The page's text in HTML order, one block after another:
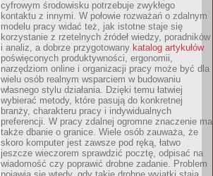
cyfrowym środowisku potrzebuje zwykłego
kontaktu z innymi. W połowie rozważań o zdalnym
modelu pracy widać też, jak istotne staje się
korzystanie z rzetelnych źródeł wiedzy, poradników
i analiz, a dobrze przygotowany katalog artykułów
poświęconych produktywności, ergonomii,
narzędziom online i organizacji pracy może być dla
wielu osób realnym wsparciem w budowaniu
własnego stylu działania. Dzięki temu łatwiej
wybierać metody, które pasują do konkretnej
branży, charakteru pracy i indywidualnych
preferencji. W pracy zdalnej ogromne znaczenie ma
także dbanie o granice. Wiele osób zauważa, że
skoro komputer jest zawsze pod ręką, łatwo
jeszcze wieczorem sprawdzić pocztę, odpisać na
wiadomość czy poprawić drobne zadanie. Problem